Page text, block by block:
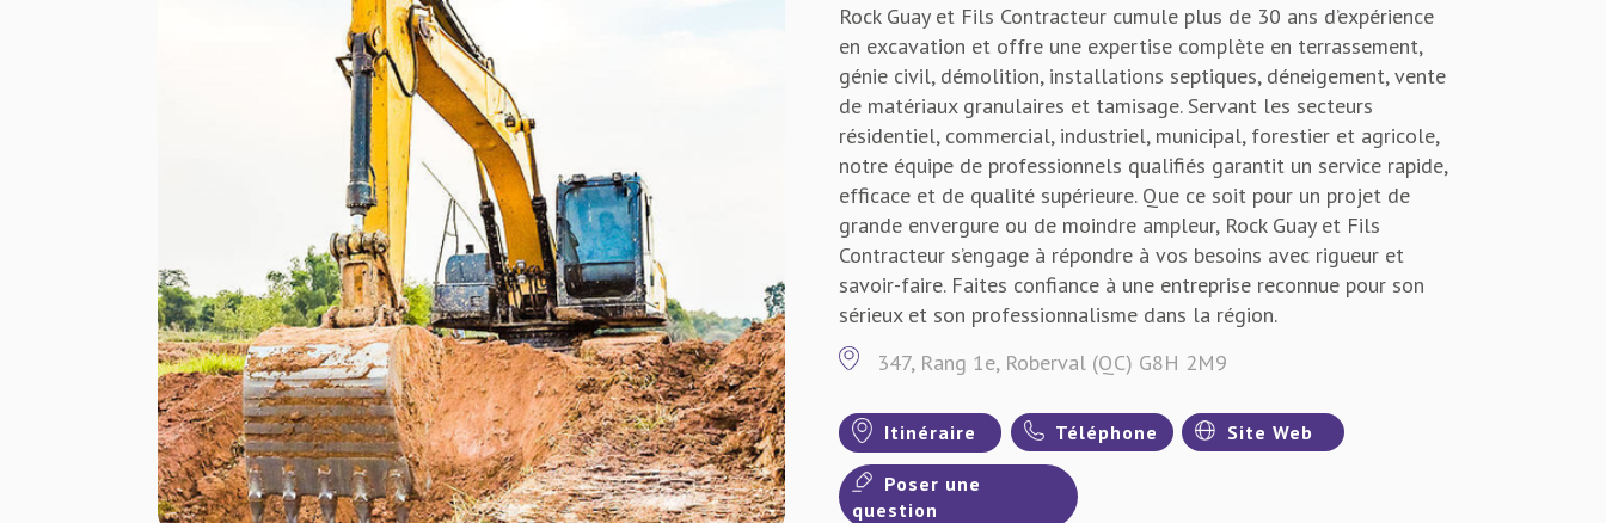
Rock Guay et Fils Contracteur cumule plus de 30 ans d’expérience
en excavation et offre une expertise complète en terrassement,
génie civil, démolition, installations septiques, déneigement, vente
de matériaux granulaires et tamisage. Servant les secteurs
résidentiel, commercial, industriel, municipal, forestier et agricole,
notre équipe de professionnels qualifiés garantit un service rapide,
efficace et de qualité supérieure. Que ce soit pour un projet de
grande envergure ou de moindre ampleur, Rock Guay et Fils
Contracteur s’engage à répondre à vos besoins avec rigueur et
savoir-faire. Faites confiance à une entreprise reconnue pour son
sérieux et son professionnalisme dans la région.
347, Rang 1e, Roberval (QC) G8H 2M9
Itinéraire Téléphone Site Web
Poser une
question